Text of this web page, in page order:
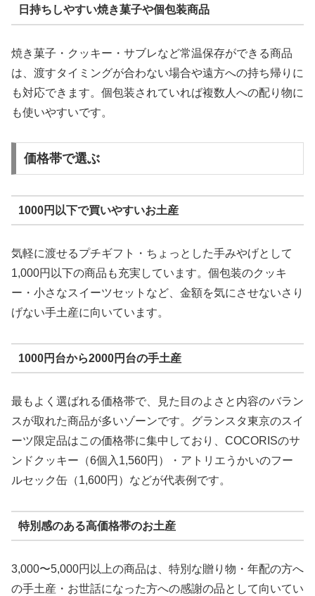
日持ちしやすい焼き菓子や個包装商品
焼き菓子・クッキー・サブレなど常温保存ができる商品
は、渡すタイミングが合わない場合や遠方への持ち帰りに
も対応できます。個包装されていれば複数人への配り物に
も使いやすいです。
価格帯で選ぶ
1000円以下で買いやすいお土産
気軽に渡せるプチギフト・ちょっとした手みやげとして
1,000円以下の商品も充実しています。個包装のクッキ
ー・小さなスイーツセットなど、金額を気にさせないさり
げない手土産に向いています。
1000円台から2000円台の手土産
最もよく選ばれる価格帯で、見た目のよさと内容のバラン
スが取れた商品が多いゾーンです。グランスタ東京のスイ
ーツ限定品はこの価格帯に集中しており、COCORISのサ
ンドクッキー（6個入1,560円）・アトリエうかいのフー
ルセック缶（1,600円）などが代表例です。
特別感のある高価格帯のお土産
3,000〜5,000円以上の商品は、特別な贈り物・年配の方へ
の手土産・お世話になった方への感謝の品として向いてい